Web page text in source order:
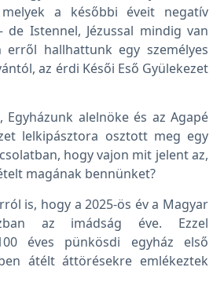
a későbbi éveit negatív
de Istennel, Jézussal mindig van
hallhattunk egy személyes
az érdi Késői Eső Gyülekezet
Egyházunk alelnöke és az Agapé
lelkipásztora osztott meg egy
hogy vajon mit jelent az,
magának bennünket?
is, hogy a 2025-ös év a Magyar
az imádság éve. Ezzel
éves pünkösdi egyház első
átélt áttörésekre emlékeztek